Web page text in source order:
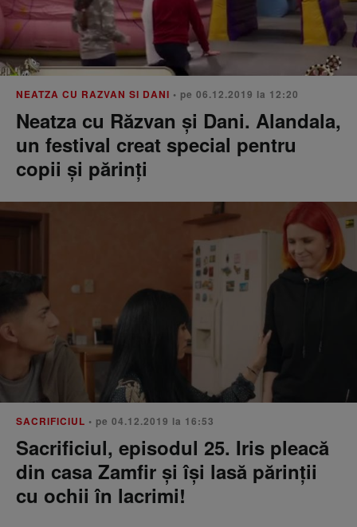
NEATZA CU RAZVAN SI DANI • pe 06.12.2019 la 12:20
Neatza cu Răzvan și Dani. Alandala,
un festival creat special pentru
copii și părinți
SACRIFICIUL • pe 04.12.2019 la 16:53
Sacrificiul, episodul 25. Iris pleacă
din casa Zamfir şi îşi lasă părinţii
cu ochii în lacrimi!